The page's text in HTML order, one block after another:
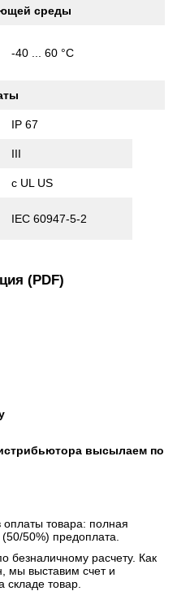
среды
-40 ... 60 °C
IP 67
III
c UL US
IEC 60947-5-2
(PDF)
высылаем по
оплаты товара: полная
50%) предоплата.
безналичному расчету. Как
мы выставим счет и
товар.